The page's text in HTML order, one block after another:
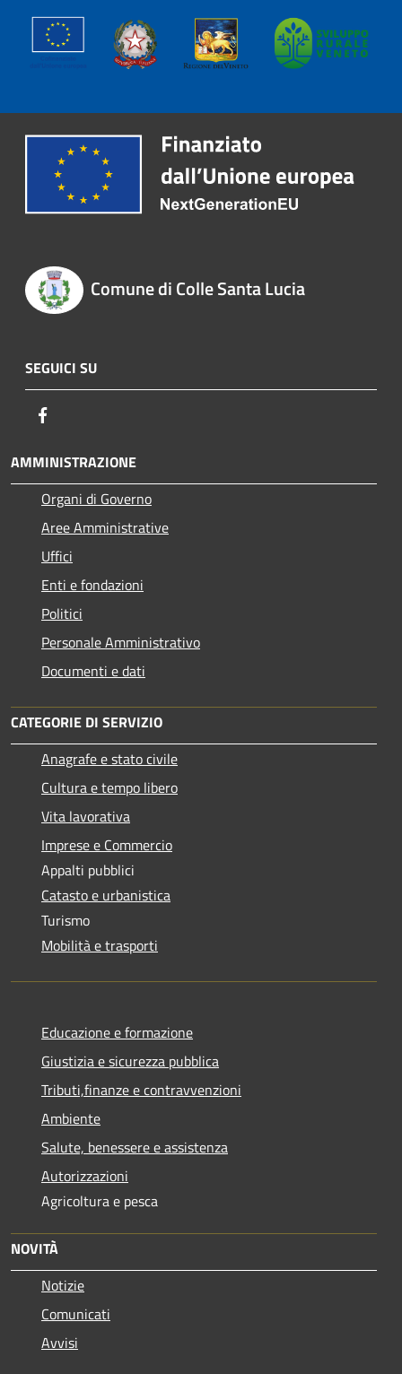
Comune di Colle Santa Lucia
SEGUICI SU
AMMINISTRAZIONE
Organi di Governo
Aree Amministrative
Uffici
Enti e fondazioni
Politici
Personale Amministrativo
Documenti e dati
CATEGORIE DI SERVIZIO
Anagrafe e stato civile
Cultura e tempo libero
Vita lavorativa
Imprese e Commercio
Appalti pubblici
Catasto e urbanistica
Turismo
Mobilità e trasporti
Educazione e formazione
Giustizia e sicurezza pubblica
Tributi,finanze e contravvenzioni
Ambiente
Salute, benessere e assistenza
Autorizzazioni
Agricoltura e pesca
NOVITÀ
Notizie
Comunicati
Avvisi